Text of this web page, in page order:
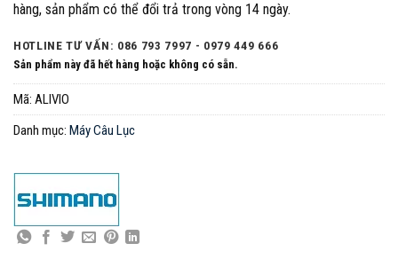
hàng, sản phẩm có thể đổi trả trong vòng 14 ngày.
HOTLINE TƯ VẤN: 086 793 7997 - 0979 449 666
Sản phẩm này đã hết hàng hoặc không có sẵn.
Mã: ALIVIO
Danh mục: Máy Câu Lục